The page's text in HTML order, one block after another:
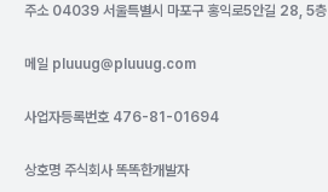
주소 04039 서울특별시 마포구 홍익로5안길 28, 5층
메일 pluuug@pluuug.com
사업자등록번호 476-81-01694
상호명 주식회사 똑똑한개발자